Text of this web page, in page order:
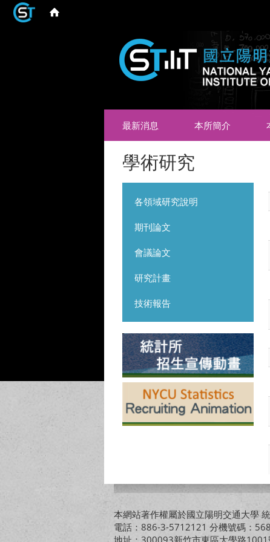
最新消息 本所簡介
學術研究
各領域研究說明
期刊論文
會議論文
研究計畫
技術報告
本網站著作權屬於國立陽明交通大學
電話：886-3-5712121 分機號碼：
地址：300093新竹市東區大學路